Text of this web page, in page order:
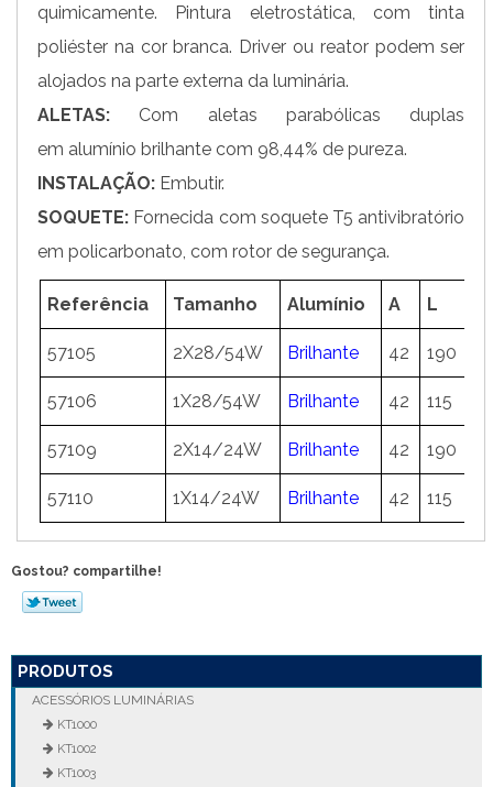
quimicamente. Pintura eletrostática, com tinta
poliéster na cor branca. Driver ou reator podem ser
alojados na parte externa da luminária.
ALETAS: Com aletas parabólicas duplas
em alumínio brilhante com 98,44% de pureza.
INSTALAÇÃO: Embutir.
SOQUETE: Fornecida com soquete T5 antivibratório
em policarbonato, com rotor de segurança.
Referência Tamanho Alumínio A L
57105 2X28/54W Brilhante 42 190
57106 1X28/54W Brilhante 42 115
57109 2X14/24W Brilhante 42 190
57110 1X14/24W Brilhante 42 115
Gostou? compartilhe!
PRODUTOS
ACESSÓRIOS LUMINÁRIAS
KT1000
KT1002
KT1003